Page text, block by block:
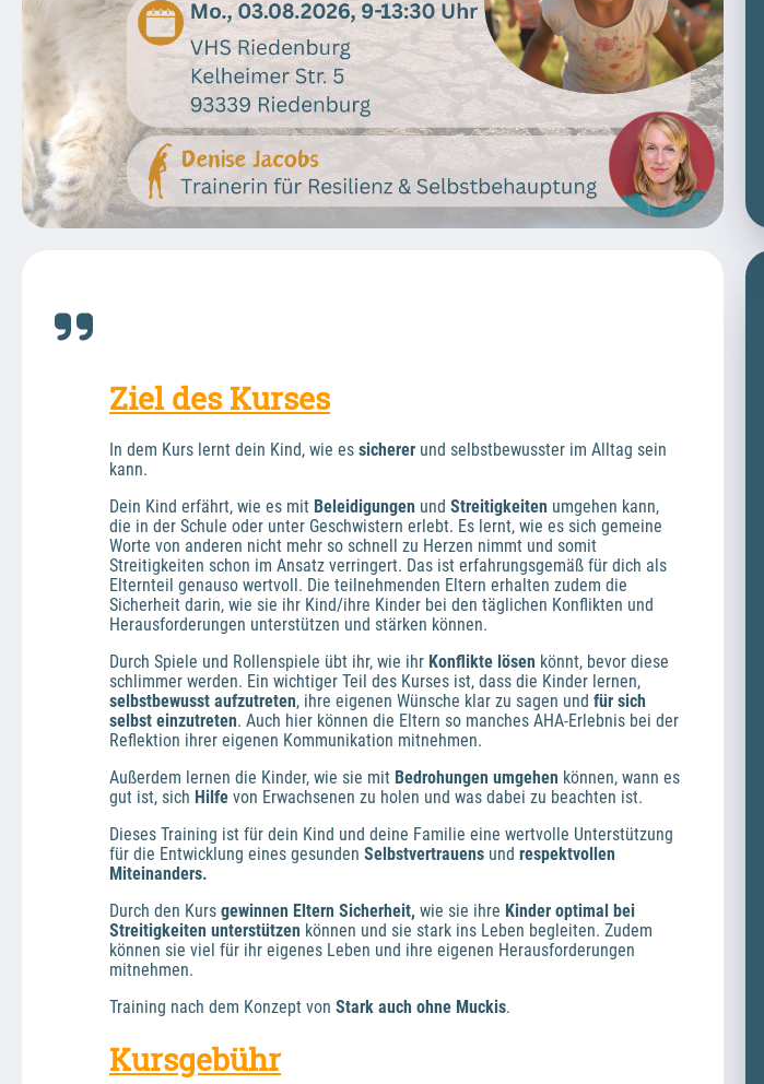
Ziel des Kurses
In dem Kurs lernt dein Kind, wie es sicherer und selbstbewusster im Alltag sein
kann.
Dein Kind erfährt, wie es mit Beleidigungen und Streitigkeiten umgehen kann,
die in der Schule oder unter Geschwistern erlebt. Es lernt, wie es sich gemeine
Worte von anderen nicht mehr so schnell zu Herzen nimmt und somit
Streitigkeiten schon im Ansatz verringert. Das ist erfahrungsgemäß für dich als
Elternteil genauso wertvoll. Die teilnehmenden Eltern erhalten zudem die
Sicherheit darin, wie sie ihr Kind/ihre Kinder bei den täglichen Konflikten und
Herausforderungen unterstützen und stärken können.
Durch Spiele und Rollenspiele übt ihr, wie ihr Konflikte lösen könnt, bevor diese
selbstbewusst aufzutreten, ihre eigenen ­Wünsche klar zu sagen und für sich
selbst einzutreten. Auch hier können die Eltern so manches AHA-Erlebnis bei der
Reflektion ihrer eigenen Kommunikation mitnehmen.
Außerdem lernen die Kinder, wie sie mit Bedrohungen umgehen können, wann es
gut ist, sich Hilfe von Erwachsenen zu holen und was dabei zu beachten ist.
Dieses Training ist für dein Kind und deine Familie eine wertvolle Unterstützung
für die Entwicklung eines gesunden Selbstvertrauens und respektvollen
Miteinanders.
Durch den Kurs gewinnen Eltern Sicherheit, wie sie ihre Kinder optimal bei
Streitigkeiten unterstützen können und sie stark ins Leben begleiten. Zudem
können sie viel für ihr eigenes Leben und ihre eigenen Herausforderungen
mitnehmen.
Training nach dem Konzept von Stark auch ohne Muckis.
Kursgebühr